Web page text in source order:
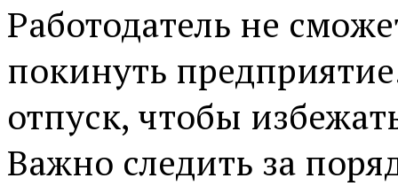
Работодатель не
покинуть
отпуск, чтобы
Важно следить за